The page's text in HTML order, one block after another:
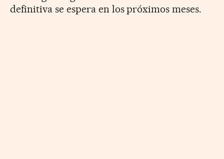
definitiva se espera en los próximos meses.